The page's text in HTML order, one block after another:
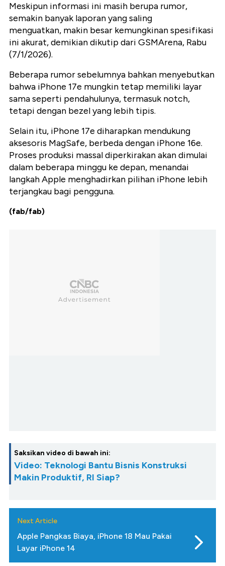
Meskipun informasi ini masih berupa rumor,
semakin banyak laporan yang saling
menguatkan, makin besar kemungkinan spesifikasi
ini akurat, demikian dikutip dari GSMArena, Rabu
(7/1/2026).
Beberapa rumor sebelumnya bahkan menyebutkan
bahwa iPhone 17e mungkin tetap memiliki layar
sama seperti pendahulunya, termasuk notch,
tetapi dengan bezel yang lebih tipis.
Selain itu, iPhone 17e diharapkan mendukung
aksesoris MagSafe, berbeda dengan iPhone 16e.
Proses produksi massal diperkirakan akan dimulai
dalam beberapa minggu ke depan, menandai
langkah Apple menghadirkan pilihan iPhone lebih
terjangkau bagi pengguna.
(fab/fab)
Saksikan video di bawah ini:
Video: Teknologi Bantu Bisnis Konstruksi
Makin Produktif, RI Siap?
Next Article
Apple Pangkas Biaya, iPhone 18 Mau Pakai
Layar iPhone 14